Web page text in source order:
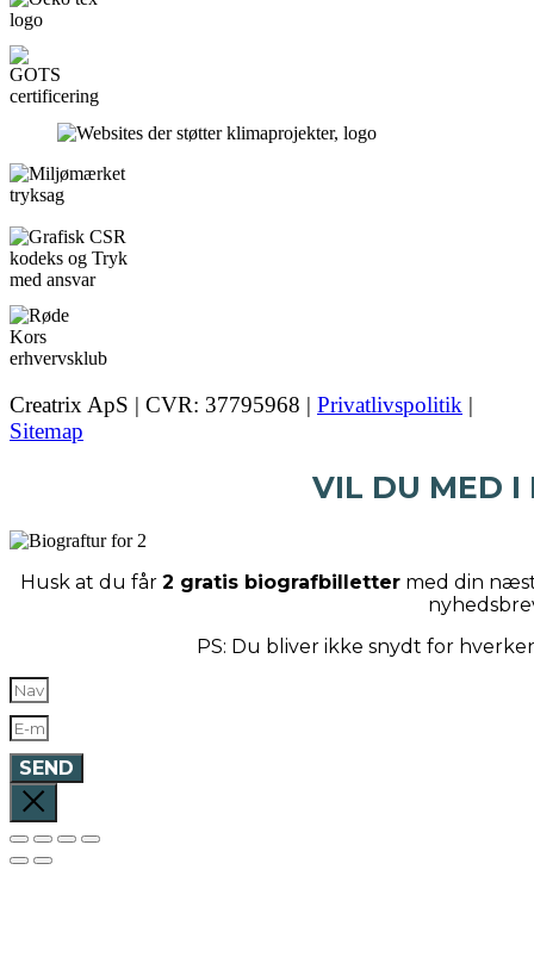
Creatrix ApS | CVR: 37795968 | Privatlivspolitik |
Sitemap
VIL DU MED I
Husk at du får 2 gratis biografbillettermed din
PS: Du bliver ikke snydt for
SEND